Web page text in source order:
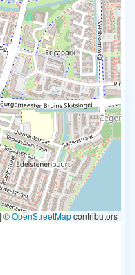
| ©OpenStreetMapcontributors